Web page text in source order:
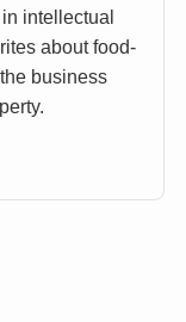
intellectual
about food-
business